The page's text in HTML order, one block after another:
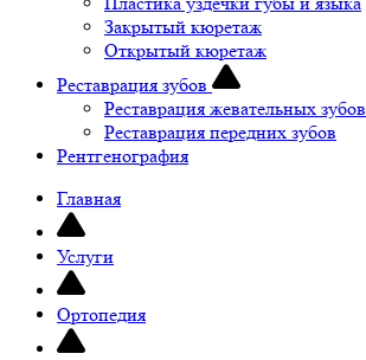
Закрытый кюретаж
Открытый кюретаж
Реставрация зубов
Реставрация жевательных зубов
Реставрация передних зубов
Рентгенография
Главная
Услуги
Ортопедия